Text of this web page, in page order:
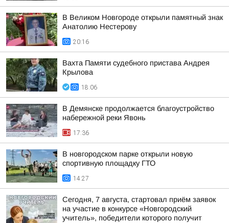
В Великом Новгороде открыли памятный знак
Анатолию Нестерову
20:16
Вахта Памяти судебного пристава Андрея
Крылова
18:06
В Демянске продолжается благоустройство
набережной реки Явонь
17:36
В новгородском парке открыли новую
спортивную площадку ГТО
14:27
Сегодня, 7 августа, стартовал приём заявок
на участие в конкурсе «Новгородский
учитель», победители которого получит